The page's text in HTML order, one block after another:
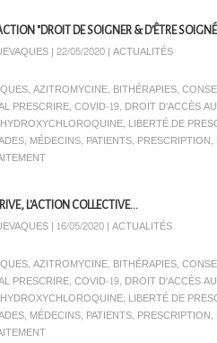
"DROIT DE SOIGNER & D'ÊTRE
| 22/05/2020 | ACTUALITÉS
, AZITROMYCINE, BITHÉRAPIES,
PRESCRIRE, COVID-19, DROIT D'ACCÈS
HYDROXYCHLOROQUINE, LIBERTÉ DE
, MÉDECINS, PATIENTS, PRESCRIPTION,
L'ACTION COLLECTIVE...
| 16/05/2020 | ACTUALITÉS
, AZITROMYCINE, BITHÉRAPIES,
PRESCRIRE, COVID-19, DROIT D'ACCÈS
HYDROXYCHLOROQUINE, LIBERTÉ DE
, MÉDECINS, PATIENTS, PRESCRIPTION,